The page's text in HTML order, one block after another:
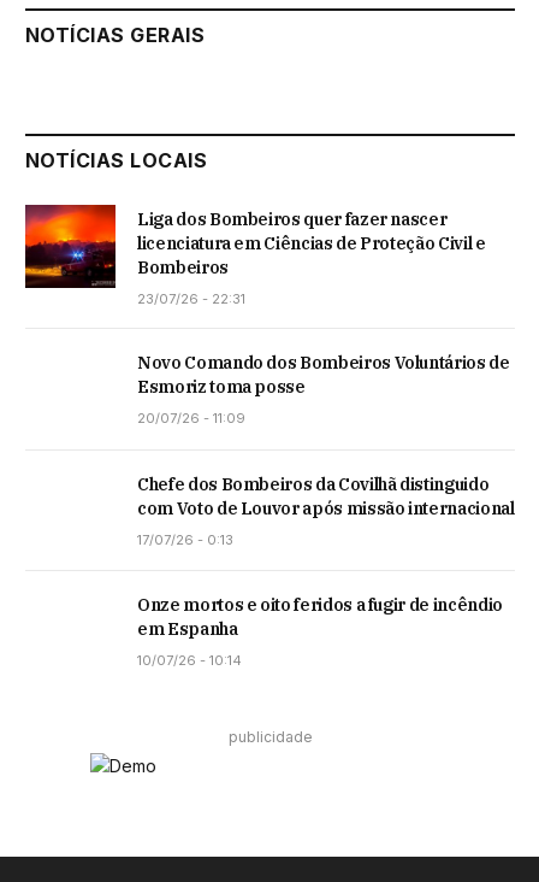
NOTÍCIAS GERAIS
NOTÍCIAS LOCAIS
Liga dos Bombeiros quer fazer nascer
licenciatura em Ciências de Proteção Civil e
Bombeiros
23/07/26 - 22:31
Novo Comando dos Bombeiros Voluntários de
Esmoriz toma posse
20/07/26 - 11:09
Chefe dos Bombeiros da Covilhã distinguido
com Voto de Louvor após missão internacional
17/07/26 - 0:13
Onze mortos e oito feridos a fugir de incêndio
em Espanha
10/07/26 - 10:14
publicidade